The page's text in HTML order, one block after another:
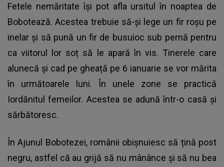
Fetele nemăritate își pot afla ursitul în noaptea de
Bobotează. Acestea trebuie să-și lege un fir roșu pe
inelar și să pună un fir de busuioc sub pernă pentru
ca viitorul lor soț să le apară în vis. Tinerele care
alunecă și cad pe gheață pe 6 ianuarie se vor mărita
în următoarele luni. În unele zone se practică
Iordănitul femeilor. Acestea se adună într-o casă și
sărbătoresc.
În Ajunul Bobotezei, românii obișnuiesc să țină post
negru, astfel că au grijă să nu mânânce și să nu bea